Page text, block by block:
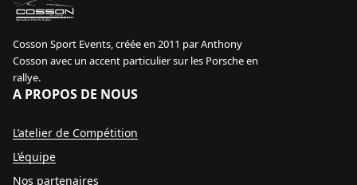
sport event
Specialiste Porsche Rallye
Cosson Sport Events, créée en 2011 par Anthony
Cosson avec un accent particulier sur les Porsche en
rallye.
A PROPOS DE NOUS
L’atelier de Compétition
L’équipe
Nos partenaires